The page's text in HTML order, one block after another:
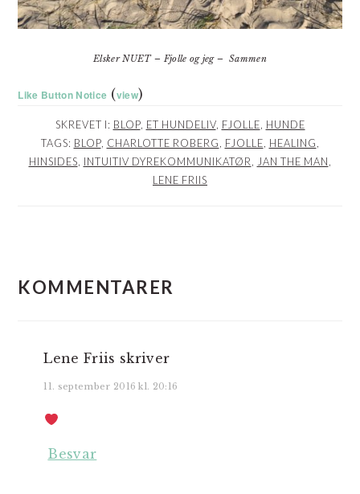
Elsker NUET – Fjolle og jeg – Sammen
Like Button Notice (view)
SKREVET I: BLOP, ET HUNDELIV, FJOLLE HUNDE
TAGS: BLOP, CHARLOTTE ROBERG FJOLLE HEALING
HINSIDES INTUITIV DYREKOMMUNIKATØR JAN THE MAN
LENE FRIIS
KOMMENTARER
Lene Friis skriver
11. september 2016 kl. 20:16
Besvar